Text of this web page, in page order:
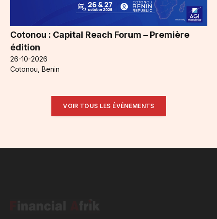
Cotonou : Capital Reach Forum – Première
édition
26-10-2026
Cotonou, Benin
VOIR TOUS LES ÉVÉNEMENTS